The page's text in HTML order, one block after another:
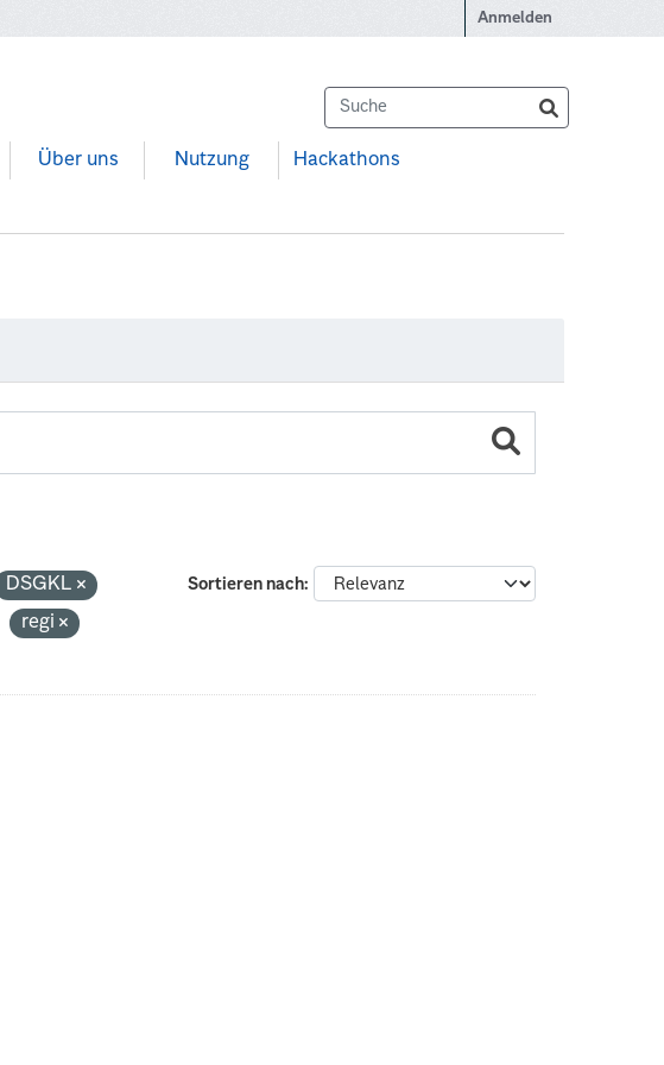
Anmelden
Über uns Nutzung Hackathons
Sortieren nach
DSGKL
regi